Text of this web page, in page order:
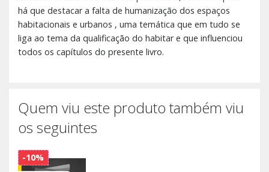
há que destacar a falta de humanização dos espaços
habitacionais e urbanos , uma temática que em tudo se
liga ao tema da qualificação do habitar e que influenciou
todos os capítulos do presente livro.
Quem viu este produto também viu
os seguintes
-10%